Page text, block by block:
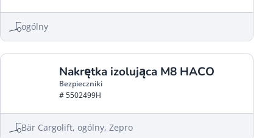
ogólny
Nakrętka izolująca M8 HACO
Bezpieczniki
# 5502499H
Bär Cargolift, ogólny, Zepro